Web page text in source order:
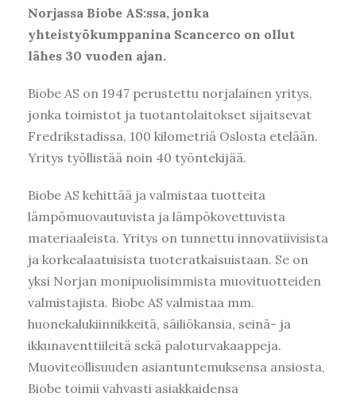
Norjassa Biobe AS:ssa, jonka
yhteistyökumppanina Scancerco on ollut
lähes 30 vuoden ajan.
Biobe AS on 1947 perustettu norjalainen yritys,
jonka toimistot ja tuotantolaitokset sijaitsevat
Fredrikstadissa, 100 kilometriä Oslosta etelään.
Yritys työllistää noin 40 työntekijää.
Biobe AS kehittää ja valmistaa tuotteita
lämpömuovautuvista ja lämpökovettuvista
materiaaleista. Yritys on tunnettu innovatiivisista
ja korkealaatuisista tuoteratkaisuistaan. Se on
yksi Norjan monipuolisimmista muovituotteiden
valmistajista. Biobe AS valmistaa mm.
huonekalukiinnikkeitä, säiliökansia, seinä- ja
ikkunaventtiileitä sekä paloturvakaappeja.
Muoviteollisuuden asiantuntemuksensa ansiosta,
Biobe toimii vahvasti asiakkaidensa